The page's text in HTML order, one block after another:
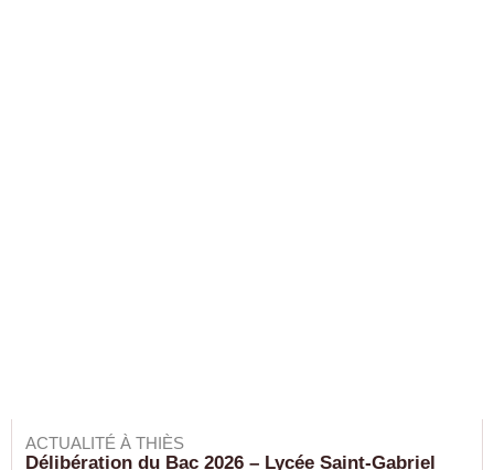
ACTUALITÉ À THIÈS
Délibération du Bac 2026 – Lycée Saint-Gabriel